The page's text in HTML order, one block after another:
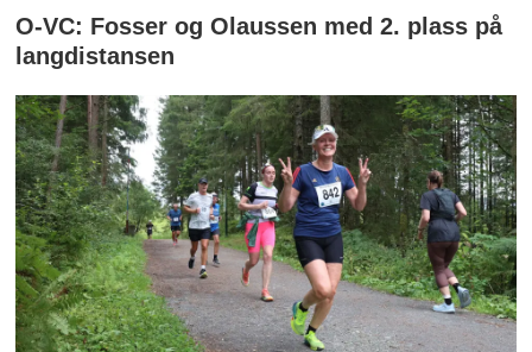
O-VC: Fosser og Olaussen med 2. plass på
langdistansen